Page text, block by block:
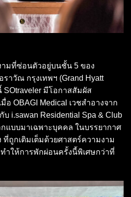
ามที่ซ่อนตัวอยู่บนชั้น 5 ของ
าวัณ กรุงเทพฯ (Grand Hyatt
SOtraveler มีโอกาสสัมผัส
OBAGI Medical เวชสำอางจาก
i.sawan Residential Spa & Club
แบบมาเฉพาะบุคคล ในบรรยากาศ
ที่ถูกเติมเต็มด้วยศาสตร์ความงาม
ำให้การพักผ่อนครั้งนี้พิเศษกว่าที่